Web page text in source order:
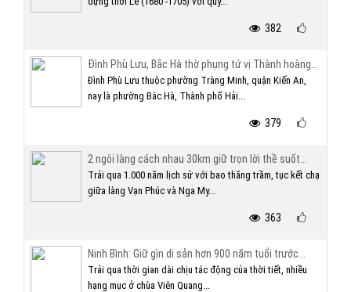
382
Đình Phù Lưu, Bắc Hà thờ phụng tứ vị Thành hoàng...
Đình Phù Lưu thuộc phường Tràng Minh, quận Kiến An,
nay là phường Bắc Hà, Thành phố Hải...
379
2 ngôi làng cách nhau 30km giữ trọn lời thề suốt...
Trải qua 1.000 năm lịch sử với bao thăng trầm, tục kết chạ
giữa làng Vạn Phúc và Nga My...
363
Ninh Bình: Giữ gìn di sản hơn 900 năm tuổi trước...
Trải qua thời gian dài chịu tác động của thời tiết, nhiều
hạng mục ở chùa Viên Quang...